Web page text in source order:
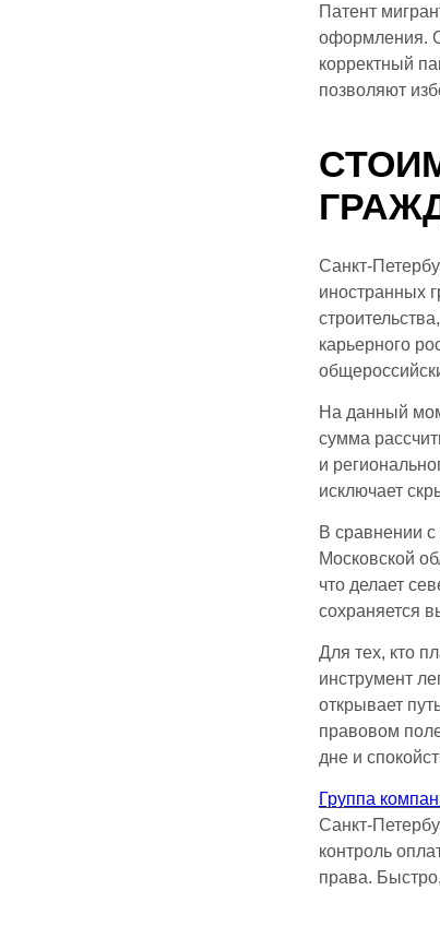
Патент
оформления.
корректный
позволяют
Санкт-
иностранных
карьерного
На данный
сумма
и
исключает
В сравнении
Московской
что делает
сохраняется
Для тех, кто
инструмент
открывает
правовом
дне и
Группа
Санкт-
контроль
права.